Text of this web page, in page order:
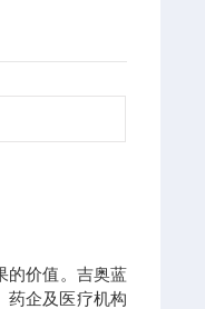
的价值。吉奥蓝
药企及医疗机构